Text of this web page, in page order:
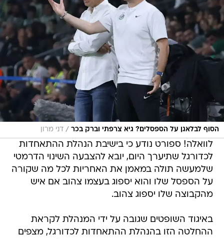
הסוף לבלאגן על הספסלים? גיא צרפתי וברק בכר / דני מרון
לוואלה! ספורט נודע כי בישיבת הנהלת ההתאחדות
לכדורגל שתיערך היום, יובא להצבעה השינוי הדרמטי
שלמעשה תולה במאמן את האחריות לכל מה שקורה
על הספסל שלו והוא יספוג בעצמו צהוב אם איש
מהקבוצה שלו יספוג צהוב.
באיגוד השופטים שגובה על ידי המנהלת לקראת
ההחלטה הזו בהנהלת ההתאחדות לכדורגל, מצפים